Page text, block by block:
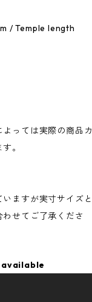
/ Temple length
っては実際の商品カ
。
ますが実寸サイズと
せてご了承くださ